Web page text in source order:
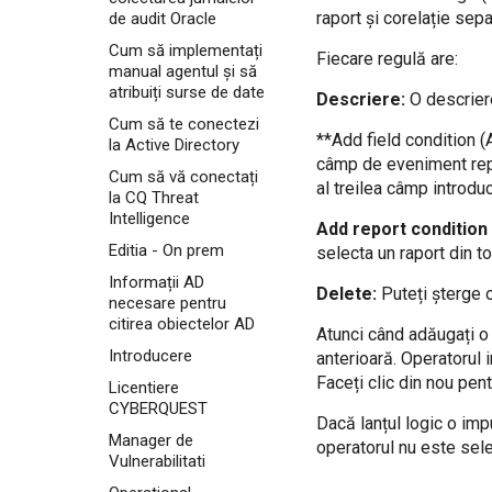
How to enable
PostgreSQL auditing
How to enable Print
Service audit
How to enable or
disable MS SQL Audit
for MSSQL instance
Audit service for Linux
How to integrate HR
system in
CYBERQUEST
Windows Print Logs
How to track changes
made in Active
Directory
OSSEC Configuration
How to export data
How to export data
from Reports page
How to forward alerts
to another host
How to forward
syslog data
How to create a new
dashboard,
data
How to manage
CYBERQUEST data
How to manage Ueba
How to manage
How to collect Oracle
audit logs
How to manage
credentials
de audit Oracle
Cum să implementați
manual agentul și să
atribuiți surse de date
Cum să te conectezi
la Active Directory
Cum să vă conectați
la CQ Threat
Intelligence
Editia - On prem
Informații AD
necesare pentru
citirea obiectelor AD
Introducere
Licentiere
CYBERQUEST
Manager de
Vulnerabilitati
raport și corelație
Fiecare regulă are:
Descriere: O
**Add field condition
câmp de eveniment
al treilea câmp
Add report
selecta un raport din
Delete: Puteți șterge
Atunci când adăugați
anterioară. Operatorul
Faceți clic din nou
Dacă lanțul logic o
operatorul nu este